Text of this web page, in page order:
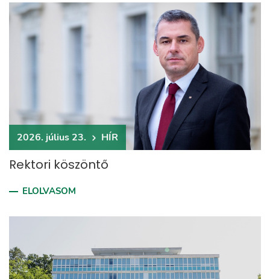
2026. július 23. HÍR
Rektori köszöntő
ELOLVASOM